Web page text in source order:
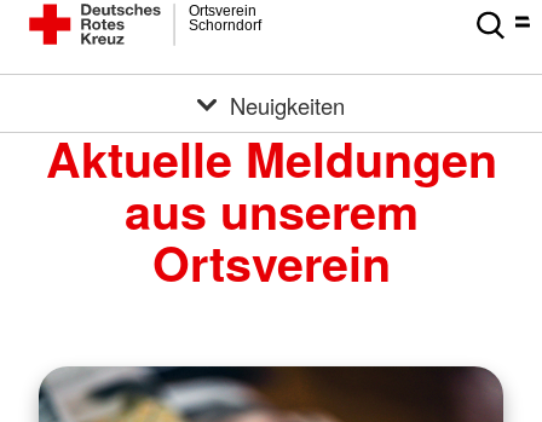
Schorndorf
Ortsverein
Neuigkeiten
Aktuelle Meldungen
aus unserem
Ortsverein